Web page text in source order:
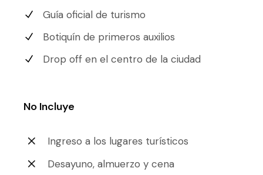
Guía oficial de turismo
Botiquín de primeros auxilios
Drop off en el centro de la ciudad
No Incluye
Ingreso a los lugares turísticos
Desayuno, almuerzo y cena